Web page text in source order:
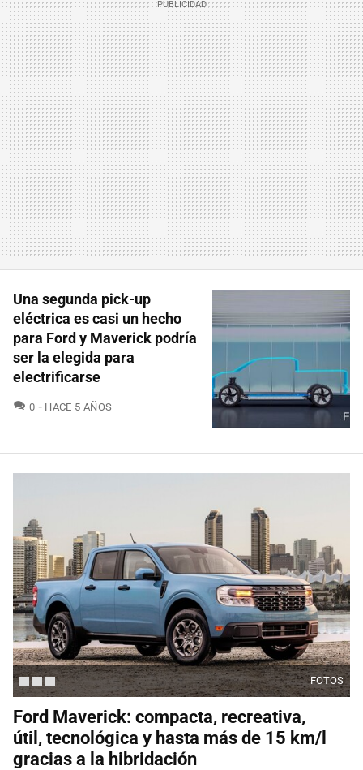
Una segunda pick-up
eléctrica es casi un hecho
para Ford y Maverick podría
ser la elegida para
electrificarse
0 COMENTARIOS
HACE 5 AÑOS
FOTOS
Ford Maverick: compacta, recreativa,
útil, tecnológica y hasta más de 15 km/l
gracias a la hibridación